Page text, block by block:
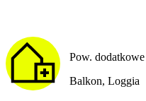
Pow. dodatkowe
Balkon, Loggia